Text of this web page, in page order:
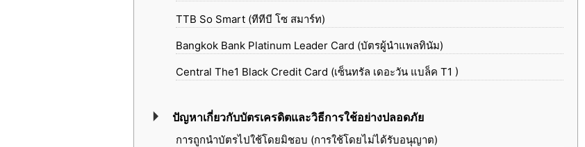
TTB So Smart (ทีทีบี โซ สมาร์ท)
Bangkok Bank Platinum Leader Card (บัตรผู้นำแพลทินัม)
Central The1 Black Credit Card (เซ็นทรัล เดอะวัน แบล็ค T1 )
ปัญหาเกี่ยวกับบัตรเครดิตและวิธีการใช้อย่างปลอดภัย
การถูกนำบัตรไปใช้โดยมิชอบ (การใช้โดยไม่ได้รับอนุญาต)